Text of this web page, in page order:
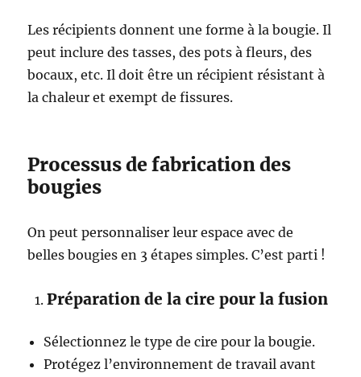
Les récipients donnent une forme à la bougie. Il
peut inclure des tasses, des pots à fleurs, des
bocaux, etc. Il doit être un récipient résistant à
la chaleur et exempt de fissures.
Processus de fabrication des
bougies
On peut personnaliser leur espace avec de
belles bougies en 3 étapes simples. C’est parti !
Préparation de la cire pour la fusion
Sélectionnez le type de cire pour la bougie.
Protégez l’environnement de travail avant